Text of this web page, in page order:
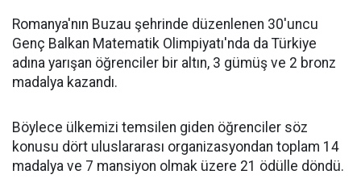
Romanya'nın Buzau şehrinde düzenlenen 30'uncu
Genç Balkan Matematik Olimpiyatı'nda da Türkiye
adına yarışan öğrenciler bir altın, 3 gümüş ve 2 bronz
madalya kazandı.
Böylece ülkemizi temsilen giden öğrenciler söz
konusu dört uluslararası organizasyondan toplam 14
madalya ve 7 mansiyon olmak üzere 21 ödülle döndü.